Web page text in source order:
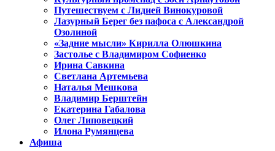
Путешествуем с Лидией Винокуровой
Лазурный Берег без пафоса с Александрой
Озолиной
«Задние мысли» Кирилла Олюшкина
Застолье с Владимиром Софиенко
Ирина Савкина
Светлана Артемьева
Наталья Мешкова
Владимир Берштейн
Екатерина Габалова
Олег Липовецкий
Илона Румянцева
Афиша